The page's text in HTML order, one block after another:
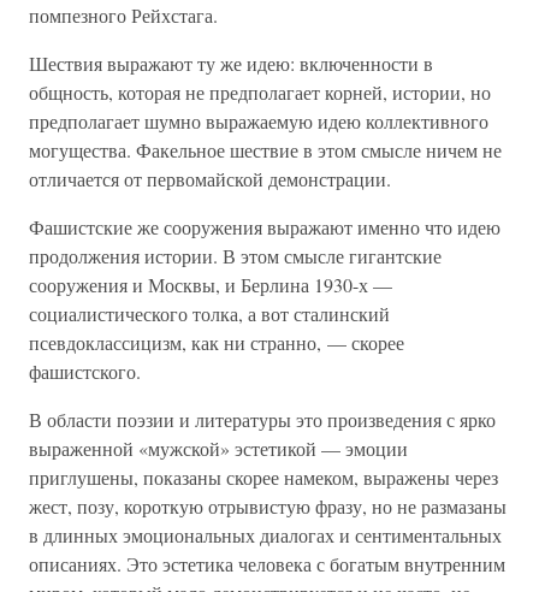
помпезного Рейхстага.
Шествия выражают ту же идею: включенности в
общность, которая не предполагает корней, истории, но
предполагает шумно выражаемую идею коллективного
могущества. Факельное шествие в этом смысле ничем не
отличается от первомайской демонстрации.
Фашистские же сооружения выражают именно что идею
продолжения истории. В этом смысле гигантские
сооружения и Москвы, и Берлина 1930-х —
социалистического толка, а вот сталинский
псевдоклассицизм, как ни странно, — скорее
фашистского.
В области поэзии и литературы это произведения с ярко
выраженной «мужской» эстетикой — эмоции
приглушены, показаны скорее намеком, выражены через
жест, позу, короткую отрывистую фразу, но не размазаны
в длинных эмоциональных диалогах и сентиментальных
описаниях. Это эстетика человека с богатым внутренним